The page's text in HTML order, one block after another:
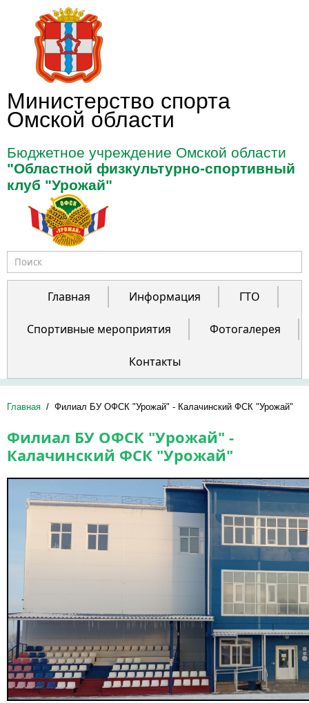
Перейти к основному содержанию
Министерство спорта
Омской области
Бюджетное учреждение Омской области
"Областной физкультурно-спортивный
клуб "Урожай"
Форма поиска
Главная
Информация ГТО
Спортивные мероприятия Фотогалерея
Контакты
Главная / Филиал БУ ОФСК "Урожай" - Калачинский ФСК "Урожай"
Филиал БУ ОФСК "Урожай" -
Калачинский ФСК "Урожай"